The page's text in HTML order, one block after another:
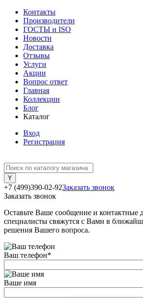
Контакты
Производители
ГОСТЫ и ISO
Новости
Доставка
Отзывы
Услуги
Акции
Вопрос ответ
Главная
Коллекции
Блог
Каталог
Вход
Регистрация
+7 (499)390-02-92Заказать звонок
Заказать звонок
Оставьте Ваше сообщение и контактные
специалисты свяжутся с Вами в
решения Вашего вопроса.
Ваш телефон*
Ваше имя